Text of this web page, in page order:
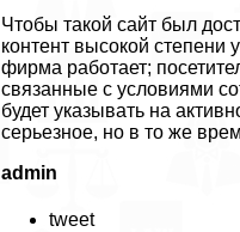
Чтобы такой сайт был
контент высокой степени
фирма работает;
связанные с условиями
будет указывать на
серьезное, но в то же
admin
tweet